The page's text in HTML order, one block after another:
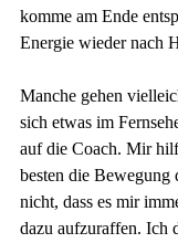
komme am Ende
Energie wieder nach
Manche gehen
sich etwas im
auf die Coach. Mir
besten die Bewegung
nicht, dass es mir
dazu aufzuraffen. Ich